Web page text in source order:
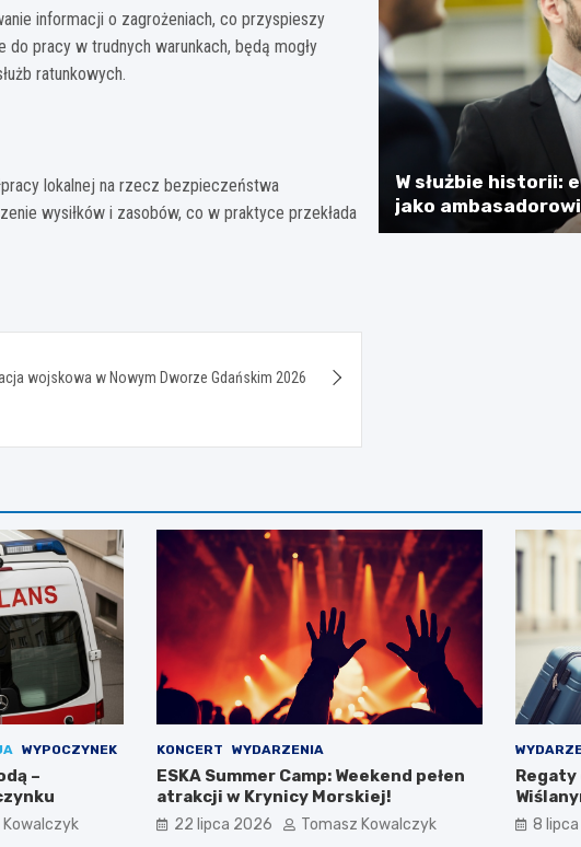
informacji o zagrożeniach, co przyspieszy
pracy w trudnych warunkach, będą mogły
ratunkowych.
lokalnej na rzecz bezpieczeństwa
wysiłków i zasobów, co w praktyce przekłada
wojskowa w Nowym Dworze Gdańskim 2026
W służbie historii:
jako
WYPOCZYNEK
–
Kowalczyk
KONCERT WYDARZENIA
ESKA Summer Camp: Weekend pełen
atrakcji w Krynicy Morskiej!
22 lipca 2026 Tomasz Kowalczyk
Regaty
8